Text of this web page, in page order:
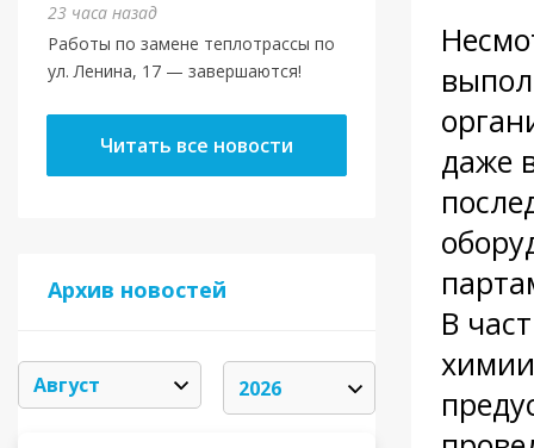
23 часа назад
Работы по замене теплотрассы по
ул. Ленина, 17 — завершаются!
Читать все новости
Архив новостей
даже
В